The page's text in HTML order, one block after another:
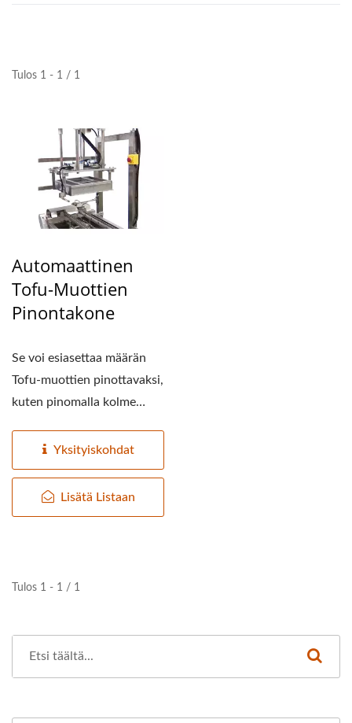
Tulos 1 - 1 / 1
Automaattinen
Tofu-Muottien
Pinontakone
Se voi esiasettaa määrän
Tofu-muottien pinottavaksi,
kuten pinomalla kolme
Yksityiskohdat
Lisätä Listaan
Tulos 1 - 1 / 1